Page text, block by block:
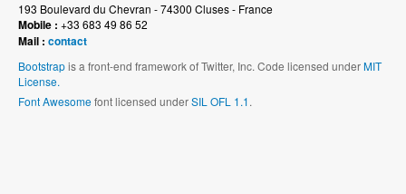
193 Boulevard du Chevran - 74300 Cluses - France
Mobile : +33 683 49 86 52
Mail : contact
Bootstrapis a front-end framework of Twitter, Inc. Code licensed underMIT
License.
Font Awesomefont licensed underSIL OFL 1.1.